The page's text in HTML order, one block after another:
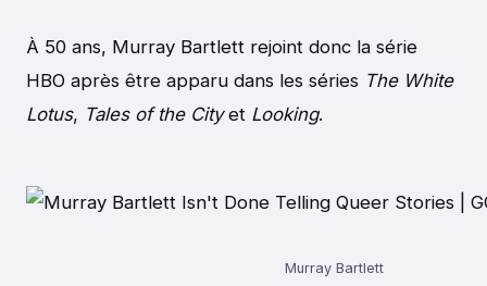
À 50 ans, Murray Bartlett rejoint donc la série
HBO après être apparu dans les séries The White
Lotus, Tales of the Cityet Looking.
Murray Bartlett